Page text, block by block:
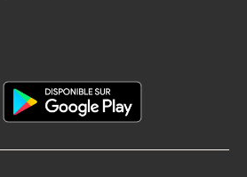
: Le Magicobus
appelant ainsi le Magicobus,
un signe pour le faire
part pour Londres. À bord, il
(un partisan de